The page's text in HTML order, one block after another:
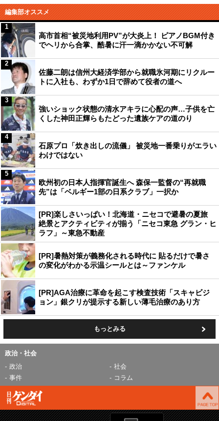
編集部オススメ
高市首相“被災地利用PV”が大炎上！ ピアノBGM付き
でヘリから合掌、酷暑に汗一滴かかない不可解
1
佐藤二朗は信州大経済学部から就職氷河期にリクルー
トに入社も、わずか1日で辞めて役者の道へ
2
強いショック状態の清水アキラに心配の声…子供を亡
くした神田正輝らもたどった遺族ケアの道のり
3
石原プロ「炊き出しの流儀」 被災地一番乗りがエラい
わけではない
4
欧州初の日本人指揮官誕生へ 森保一監督の“再就職
先”は「ベルギー1部の日系クラブ」一択か
5
[PR]楽しさいっぱい！北海道・ニセコで避暑の夏旅
絶景とアクティビティが揃う「ニセコ東急 グラン・ヒ
ラフ」～東急不動産
[PR]暑熱対策が義務化される時代に 貼るだけで暑さ
の変化がわかる示温シールとは～ファンケル
[PR]AGA治療に革命を起こす検査技術「スキャビジ
ョン」銀クリが提示する新しい薄毛治療のあり方
もっとみる
政治・社会
政治
社会
事件
コラム